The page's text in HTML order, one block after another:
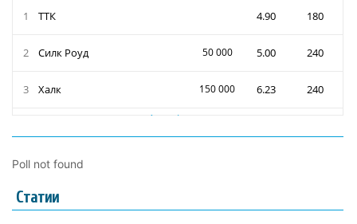
Poll not found
Статии